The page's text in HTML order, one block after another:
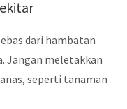
dari hambatan
Jangan meletakkan
seperti tanaman